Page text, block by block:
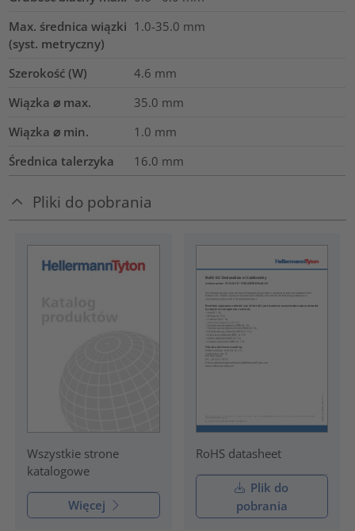
Max. średnica wiązki
(syst. metryczny)
1.0-35.0 mm
Szerokość (W) 4.6 mm
Wiązka ⌀ max.
35.0 mm
Wiązka ⌀ min.
1.0 mm
Średnica talerzyka
16.0 mm
Pliki do pobrania
Wszystkie strone
katalogowe
Więcej
RoHS datasheet
Plik do
pobrania